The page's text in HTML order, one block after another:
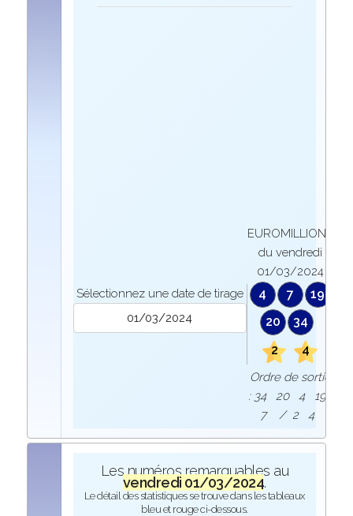
Sélectionnez une date de tirage
EUROMILLIONS
du vendredi
01/03/2024
4 7
19
20
34
2
4
Ordre de sortie
: 34 20 4 19
7 / 2 4
Les numéros remarquables au
vendredi 01/03/2024.
Le détail des statistiques se trouve dans les tableaux
bleu et rouge ci-dessous.